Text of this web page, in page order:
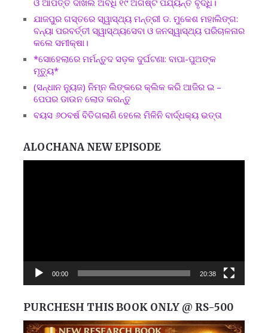
ଓ ଆପତ୍ତି ଦାଖଲ ଅବଧି ୧୯ ଅଗଷ୍ଟ ପର୍ଯ୍ୟନ୍ତ ବୃଦ୍ଧି।
ଯାଜପୁର ଗସ୍ତରେ ସ୍ୱାସ୍ଥ୍ୟ ମନ୍ତ୍ରୀ ଡ. ମୁକେଶ ମହାଲିଙ୍ଗ:
ବନ୍ୟା ପରବର୍ତ୍ତୀ ସ୍ୱାସ୍ଥ୍ୟସେବା ଓ ଜନସ୍ୱାସ୍ଥ୍ୟ ପରିଚାଳନାର
କଲେ ସମୀକ୍ଷା।
*ସୋହେଲାରେ ମର୍ମନ୍ତୁଦ ସଡ଼କ ଦୁର୍ଘଟଣା: ବାପା-ପୁଅଙ୍କ
ମୃତ୍ୟୁ*
(ସନ୍ଧାନ ନ୍ୟୁଜ) ନିମ୍ନ ଲିଙ୍କରେ କ୍ଲିକ କରି ଆଜିର ଇ –
ପେପର ଡାଉନ ଲୋଡ କରନ୍ତୁ
ବୟସ ୬୦ବର୍ଷ ବିତିଗଲାଣି ହେଲେ ମିଳିନି ବାର୍ଦ୍ଧକ୍ୟ ଭତ୍ତା
ALOCHANA NEW EPISODE
00:00 20:38
PURCHESH THIS BOOK ONLY @ RS-500